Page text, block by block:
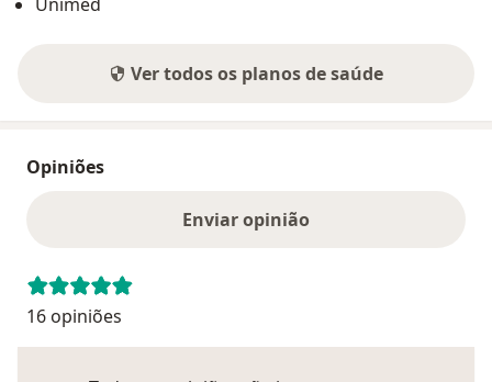
Ver todos os planos de saúde
Opiniões
Enviar opinião
16 opiniões